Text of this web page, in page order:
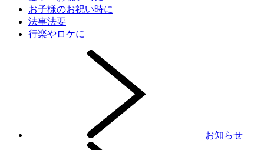
お子様のお祝い時に
法事法要
行楽やロケに
お知らせ